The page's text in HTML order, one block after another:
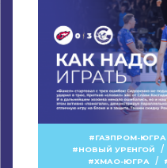
ГАЗПРОМ-ЮГРА
НОВЫЙ УРЕНГОЙ /
ХМАО-ЮГРА /